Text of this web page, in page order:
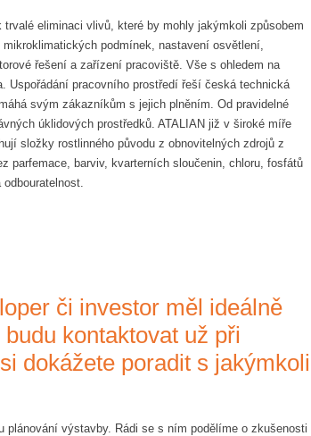
eliminaci vlivů, které by mohly jakýmkoli způsobem
podmínek, nastavení osvětlení,
řešení a zařízení pracoviště. Vše s ohledem na
Uspořádání pracovního prostředí řeší česká technická
svým zákazníkům s jejich plněním. Od pravidelné
úklidových prostředků. ATALIAN již v široké míře
složky rostlinného původu z obnovitelných zdrojů z
parfemace, barviv, kvarterních sloučenin, chloru, fosfátů
či investor měl ideálně
kontaktovat už při
dokážete poradit s jakýmkoli
výstavby. Rádi se s ním podělíme o zkušenosti